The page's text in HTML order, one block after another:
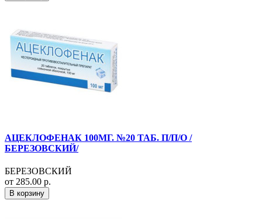
АЦЕКЛОФЕНАК 100МГ. №20 ТАБ. П/П/О /
БЕРЕЗОВСКИЙ/
БЕРЕЗОВСКИЙ
от 285.00 р.
В корзину